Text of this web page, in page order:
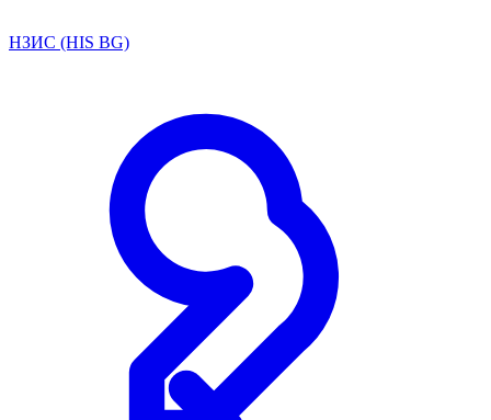
НЗИС (HIS BG)